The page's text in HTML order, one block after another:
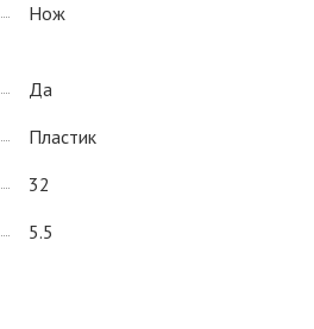
Нож
Да
Пластик
32
5.5